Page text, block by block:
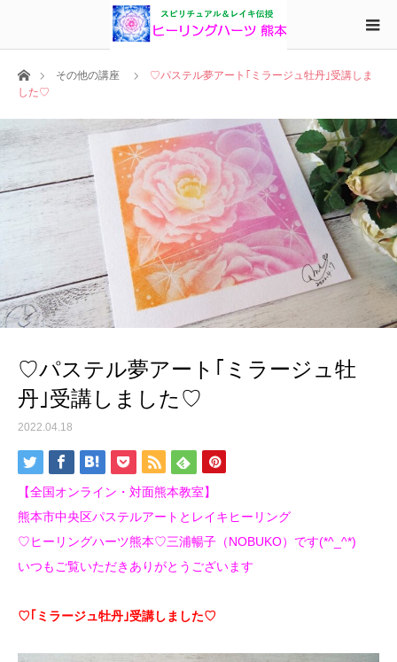
ホームその他の講座
♡パステル夢アート｢ミラージュ牡丹｣受講しま
した♡
♡パステル夢アート｢ミラージュ牡
丹｣受講しました♡
2022.04.18
【全国オンライン・対面熊本教室】
熊本市中央区パステルアートとレイキヒーリング
♡ヒーリングハーツ熊本♡三浦暢子（NOBUKO）です(*^_^*)
いつもご覧いただきありがとうございます
♡｢ミラージュ牡丹｣受講しました♡